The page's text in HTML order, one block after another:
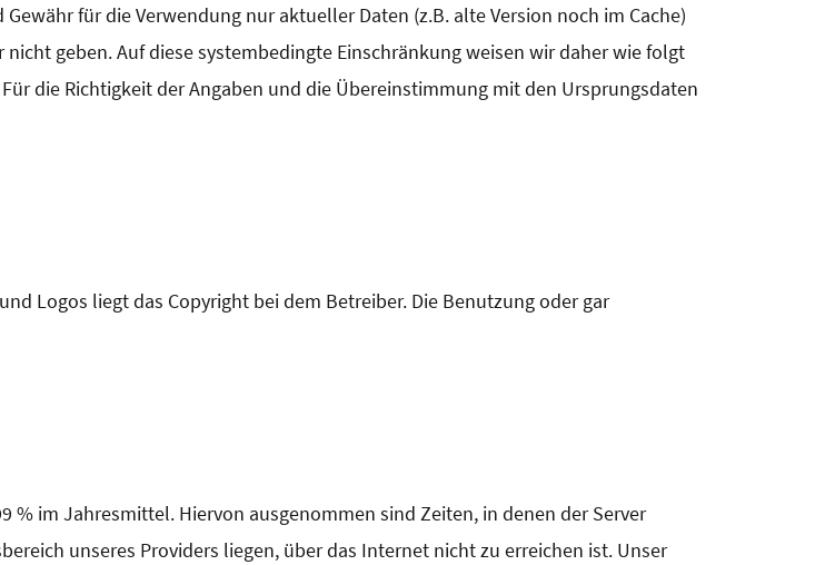
für die Verwendung nur aktueller Daten (z.B. alte Version noch im Cache)
geben. Auf diese systembedingte Einschränkung weisen wir daher wie folgt
die Richtigkeit der Angaben und die Übereinstimmung mit den Ursprungsdaten
Logos liegt das Copyright bei dem Betreiber. Die Benutzung oder gar
% im Jahresmittel. Hiervon ausgenommen sind Zeiten, in denen der Server
unseres Providers liegen, über das Internet nicht zu erreichen ist. Unser